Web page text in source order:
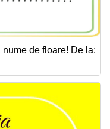
de floare! De la: